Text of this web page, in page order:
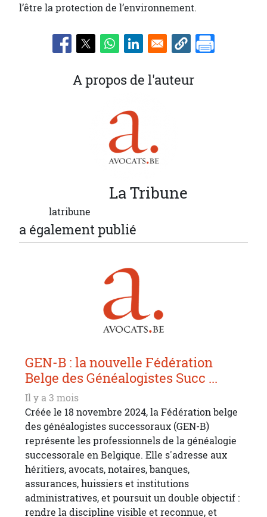
l’être la protection de l’environnement.
A propos de l'auteur
LaTribune
latribune
a également publié
GEN-B : la nouvelle Fédération
Belge des Généalogistes Succ ...
Il y a 3 mois
Créée le 18 novembre 2024, la Fédération belge
des généalogistes successoraux (GEN-B)
représente les professionnels de la généalogie
successorale en Belgique. Elle s'adresse aux
héritiers, avocats, notaires, banques,
assurances, huissiers et institutions
administratives, et poursuit un double objectif :
rendre la discipline visible et reconnue, et